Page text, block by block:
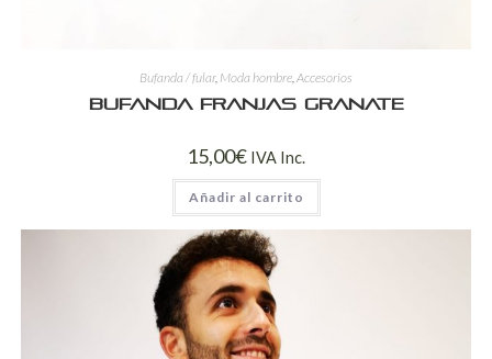
Bufanda / fular, Moda hombre Accesorios
Bufanda franjas granate
15,00€ IVA Inc.
Añadir al carrito